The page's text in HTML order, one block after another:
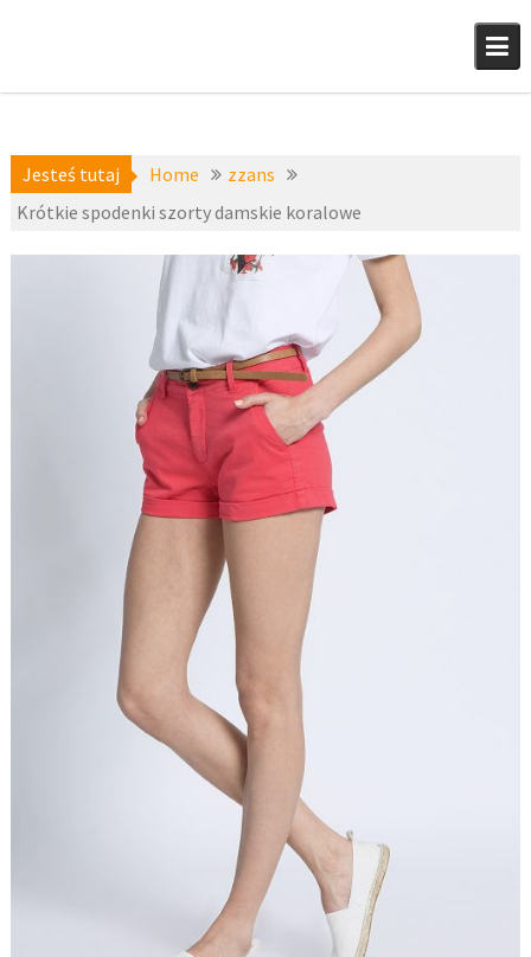
Jesteś tutaj Home
zzans
Krótkie spodenki szorty damskie koralowe
24 czerwca
2015
fashion4u.pl